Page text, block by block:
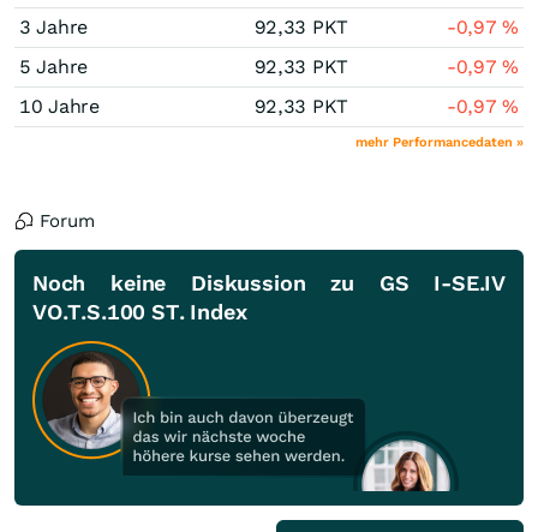
3 Jahre
92,33 PKT -0,97%
5 Jahre
92,33 PKT -0,97%
10 Jahre
92,33 PKT -0,97%
mehr Performancedaten »
Forum
Noch keine Diskussion zu GS I-SE.IV
VO.T.S.100 ST. Index